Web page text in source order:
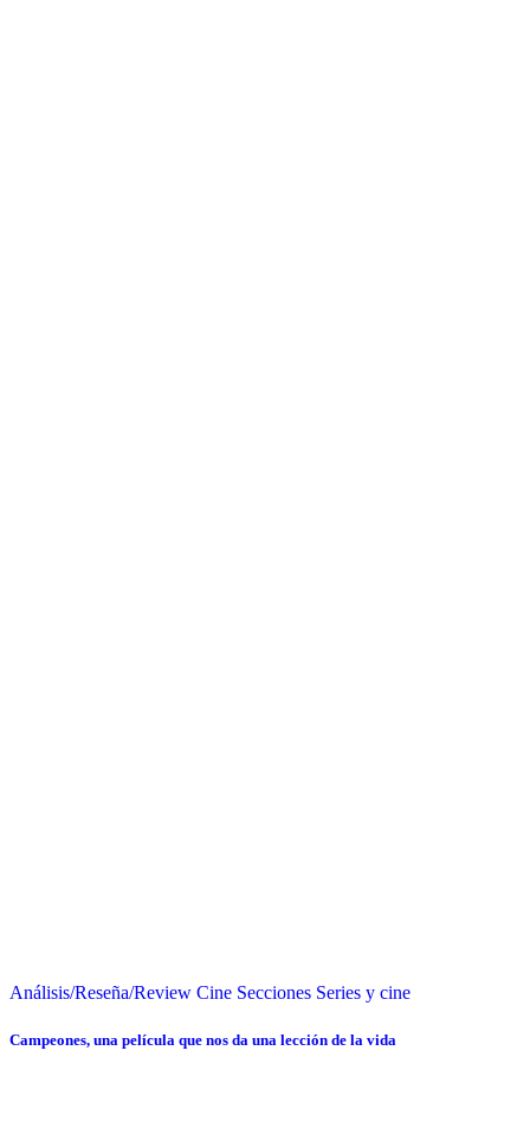
Análisis/Reseña/Review Cine Secciones Series y cine
Campeones, una película que nos da una lección de la vida